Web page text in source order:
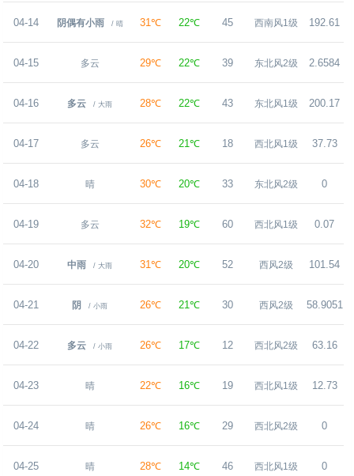
04-14 阴偶有小雨 / 晴 31℃ 22℃ 45 西南风1级 192.61
04-15 多云 29℃ 22℃ 39 东北风2级 2.6584
04-16 多云 / 大雨 28℃ 22℃ 43 东北风1级 200.17
04-17 多云 26℃ 21℃ 18 西北风1级 37.73
04-18 晴 30℃ 20℃ 33 东北风2级 0
04-19 多云 32℃ 19℃ 60 西北风1级 0.07
04-20 中雨 / 大雨 31℃ 20℃ 52 西风2级 101.54
04-21 阴 / 小雨 26℃ 21℃ 30 西风2级 58.9051
04-22 多云 / 小雨 26℃ 17℃ 12 西北风2级 63.16
04-23 晴 22℃ 16℃ 19 西北风1级 12.73
04-24 晴 26℃ 16℃ 29 西北风2级 0
04-25 晴 28℃ 14℃ 46 西北风1级 0